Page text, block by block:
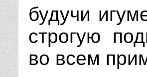
будучи
строгую
во всем